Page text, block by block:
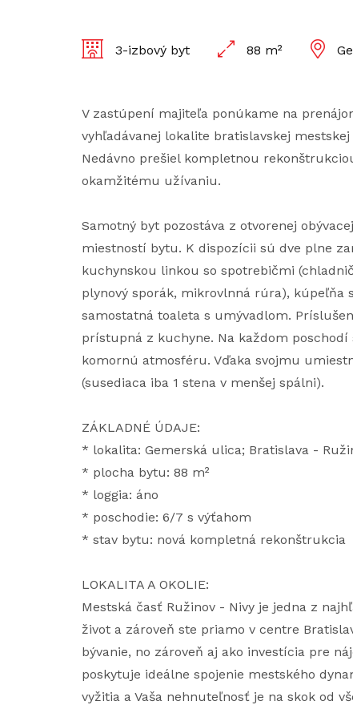
3-izbový byt 88 m²
V zastúpení majiteľa ponúkame na
vyhľadávanej lokalite bratislavskej
Nedávno prešiel kompletnou
okamžitému užívaniu.
Samotný byt pozostáva z otvorenej
miestností bytu. K dispozícii sú dve plne
kuchynskou linkou so spotrebičmi
plynový sporák, mikrovlnná rúra), kúpeľňa
samostatná toaleta s umývadlom.
prístupná z kuchyne. Na každom
komornú atmosféru. Vďaka svojmu
(susediaca iba 1 stena v menšej spálni).
ZÁKLADNÉ ÚDAJE:
* lokalita: Gemerská ulica; Bratislava -
* plocha bytu: 88 m²
* loggia: áno
* poschodie: 6/7 s výťahom
* stav bytu: nová kompletná rekonštrukcia
LOKALITA A OKOLIE:
Mestská časť Ružinov - Nivy je jedna z
život a zároveň ste priamo v centre
bývanie, no zároveň aj ako investícia pre
poskytuje ideálne spojenie mestského
vyžitia a Vaša nehnuteľnosť je na skok od